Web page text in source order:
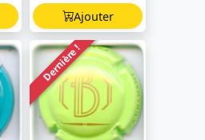
Ajouter
Dernière !